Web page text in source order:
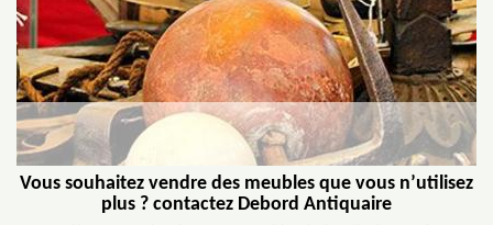
Vous souhaitez vendre des meubles que vous n’utilisez
plus ? contactez Debord Antiquaire